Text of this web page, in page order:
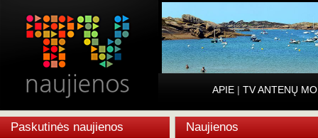
APIE | TV ANTENŲ
Paskutinės naujienos Naujienos